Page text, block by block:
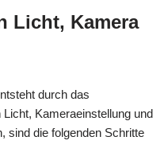
Licht, Kamera
durch das
Kameraeinstellung und
sind die folgenden Schritte